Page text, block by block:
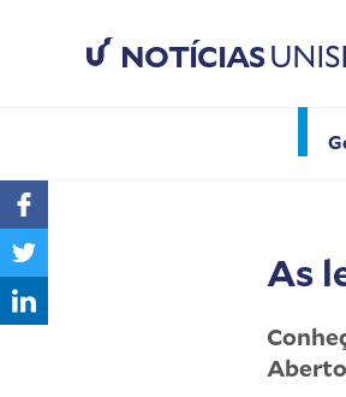
NOTÍCIAS
As